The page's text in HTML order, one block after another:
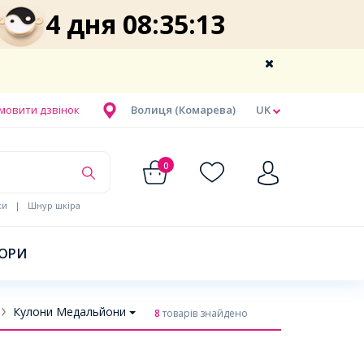
4 дня 08:35:12
UK
Волиця (Комарева)
дзвінок
0
| Шнур шкіра
Кулони Медальйони 8товарів знайдено